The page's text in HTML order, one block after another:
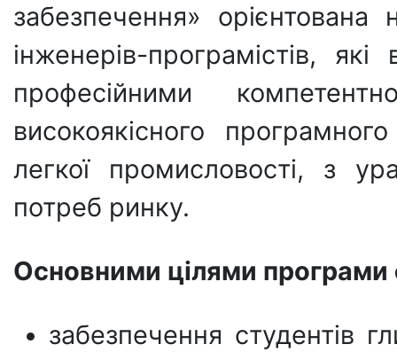
забезпечення» орієнтована
інженерів-програмістів,
професійними
високоякісного
легкої промисловості, з
потреб ринку.
Основними цілями програми
забезпечення студентів